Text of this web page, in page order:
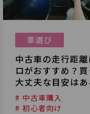
車選び
中古車の走行距離
ロがおすすめ？買
大丈夫な目安はあ
# 中古車購入
# 初心者向け